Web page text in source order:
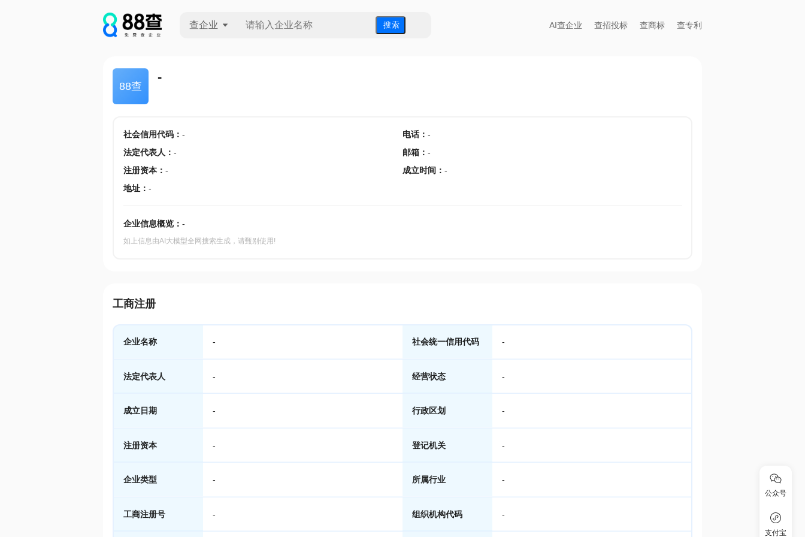
查企业 搜 索 AI查企业 查招投标 查商标 查专利
88查
-
社会信用代码： - 电话： -
法定代表人 ： - 邮箱 ： -
注册资本： - 成立时间 ： -
地址： -
企业信息概览： -
如上信息由AI大模型全网搜索生成，请甄别使用!
工商注册
企业名称 - 社会统一信用代码 -
法定代表人 - 经营状态 -
成立日期 - 行政区划 -
注册资本 - 登记机关 -
企业类型 - 所属行业 -
工商注册号 - 组织机构代码 -
公众号
支付宝